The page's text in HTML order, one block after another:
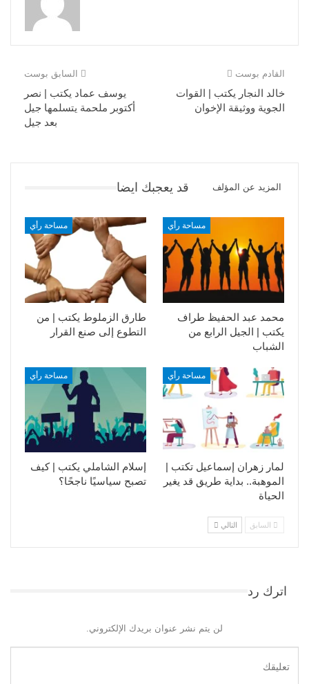
السابق بوست
يوسف عماد يكتب | نصر
أكتوبر ملحمة يتسلمها جيل
بعد جيل
القادم بوست
خالد النجار يكتب | القوات
الجوية ووثيقة الإخوان
قد يعجبك ايضا المزيد عن المؤلف
مساحة رأي
طارق الزملوط يكتب | من
التطوع إلى صنع القرار
مساحة رأي
محمد عبد الحفيظ طراف
يكتب | الجيل الرابع من
الشباب
مساحة رأي
إسلام الشاملي يكتب | كيف
تصبح سياسيًا ناجحًا؟
مساحة رأي
لمار زهران إسماعيل تكتب |
الموهبة.. بداية طريق قد يغير
الحياة
السابق التالي
اترك رد
لن يتم نشر عنوان بريدك الإلكتروني.